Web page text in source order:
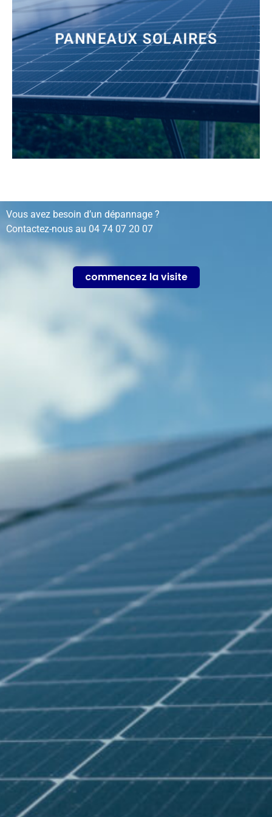
PANNEAUX SOLAIRES
installation, rénovation, dépannage…
Vous avez besoin d’un dépannage ?
Contactez-nous au 04 74 07 20 07
commencez la visite